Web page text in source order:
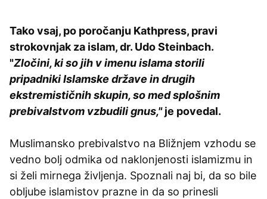
Tako vsaj, po poročanju Kathpress, pravi
strokovnjak za islam, dr. Udo Steinbach.
"Zločini, ki so jih v imenu islama storili
pripadniki Islamske države in drugih
ekstremističnih skupin, so med splošnim
prebivalstvom vzbudili gnus,"je povedal.
Muslimansko prebivalstvo na Bližnjem vzhodu se
vedno bolj odmika od naklonjenosti islamizmu in
si želi mirnega življenja. Spoznali naj bi, da so bile
obljube islamistov prazne in da so prinesli